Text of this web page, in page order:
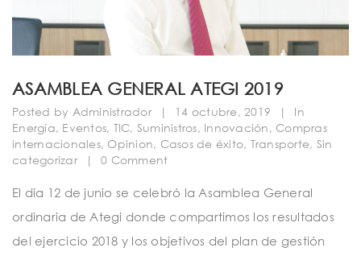
a
v
ASAMBLEA GENERAL ATEGI 2019
Posted by Administrador | 14 octubre, 2019 |
In
Energía, Eventos, TIC, Suministros, Innovación, Compras
internacionales, Opinion, Casos de éxito, Transporte, Sin
categorizar
| 0 Comment
El día 12 de junio se celebró la Asamblea General
ordinaria de Ategi donde compartimos los resultados
del ejercicio 2018 y los objetivos del plan de gestión